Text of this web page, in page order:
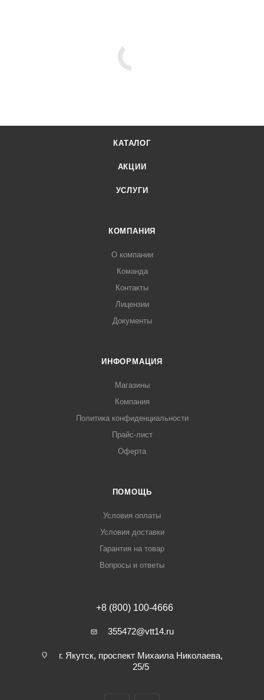
КАТАЛОГ
АКЦИИ
УСЛУГИ
КОМПАНИЯ
О компании
Команда
Контакты
Лицензии
Документы
ИНФОРМАЦИЯ
Магазины
Компания
Политика конфиденциальности
Прайс-лист
Оферта
ПОМОЩЬ
Условия оплаты
Условия доставки
Гарантия на товар
Вопросы и ответы
+8 (800) 100-4666
355472@vtt14.ru
г. Якутск, проспект Михаила Николаева,
25/5